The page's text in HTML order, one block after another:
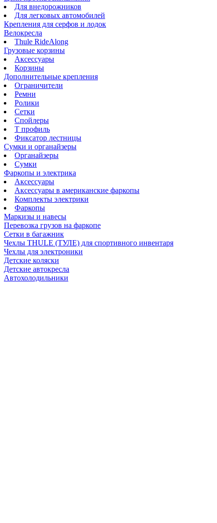
Для внедорожников
Для легковых автомобилей
Крепления для серфов и лодок
Велокресла
Thule RideAlong
Грузовые корзины
Аксессуары
Корзины
Дополнительные крепления
Ограничители
Ремни
Ролики
Сетки
Спойлеры
Т профиль
Фиксатор лестницы
Сумки и органайзеры
Органайзеры
Сумки
Фаркопы и электрика
Аксессуары
Аксессуары в американские фаркопы
Комплекты электрики
Фаркопы
Маркизы и навесы
Перевозка грузов на фаркопе
Сетки в багажник
Чехлы THULE (ТУЛЕ) для спортивного инвентаря
Чехлы для электроники
Детские коляски
Детские автокресла
Автохолодильники